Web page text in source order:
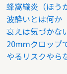
蜂窩織炎（ほう
波酔いとは何か
衰えは気づかな
20mmクロップ
やるリスクやら